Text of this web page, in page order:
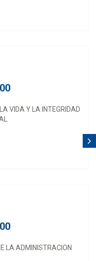
VIDA Y LA INTEGRIDAD
LA ADMINISTRACION